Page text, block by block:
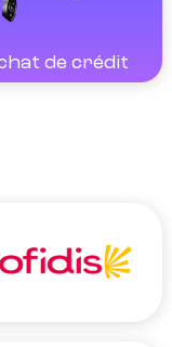
de crédit